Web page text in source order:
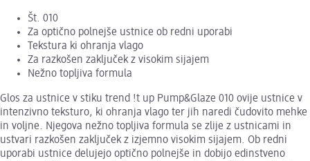
Št. 010
Za optično polnejše ustnice ob redni uporabi
Tekstura ki ohranja vlago
Za razkošen zaključek z visokim sijajem
Nežno topljiva formula
Glos za ustnice v stiku trend !t up Pump&Glaze 010 ovije ustnice v
intenzivno teksturo, ki ohranja vlago ter jih naredi čudovito mehke
in voljne. Njegova nežno topljiva formula se zlije z ustnicami in
ustvari razkošen zaključek z izjemno visokim sijajem. Ob redni
uporabi ustnice delujejo optično polnejše in dobijo edinstveno